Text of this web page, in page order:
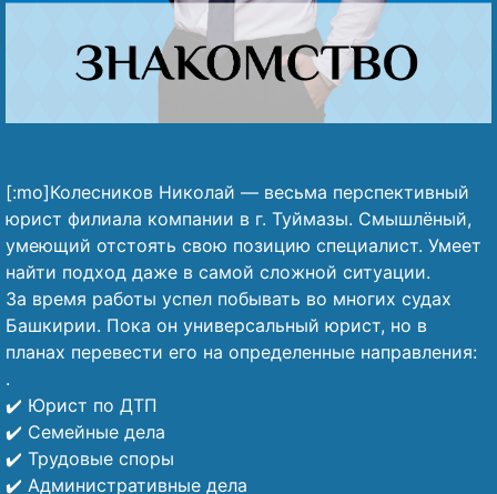
[:mo]Колесников Николай — весьма перспективный
юрист филиала компании в г. Туймазы. Смышлёный,
умеющий отстоять свою позицию специалист. Умеет
найти подход даже в самой сложной ситуации.
За время работы успел побывать во многих судах
Башкирии. Пока он универсальный юрист, но в
планах перевести его на определенные направления:
.
✔️ Юрист по ДТП
✔️ Семейные дела
✔️ Трудовые споры
✔️ Административные дела